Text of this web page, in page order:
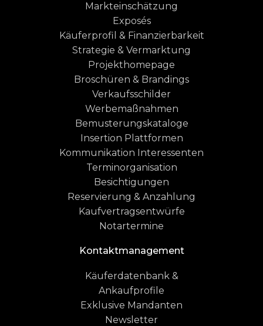
Markteinschätzung
Exposés
Käuferprofil & Finanzierbarkeit
Strategie & Vermarktung
Projekthomepage
Broschüren & Brandings
Verkaufsschilder
Werbemaßnahmen
Bemusterungskataloge
Insertion Plattformen
Kommunikation Interessenten
Terminorganisation
Besichtigungen
Reservierung & Anzahlung
Kaufvertragsentwürfe
Notartermine
Kontaktmanagement
Käuferdatenbank &
Ankaufprofile
Exklusive Mandanten
Newsletter